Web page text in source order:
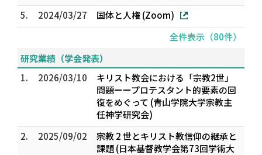
5.
2024/03/27
国体と人権 (Zoom)
全件表示（80件）
研究業績（学会発表）
1.
2026/03/10
キリスト教会における「宗教2世」
問題ーープロテスタント的要素の回
復をめぐって (青山学院大学宗教主
任神学研究会)
2.
2025/09/02
宗教 2 世とキリスト教――信仰の継承と
課題―― (日本基督教学会第73回学術大